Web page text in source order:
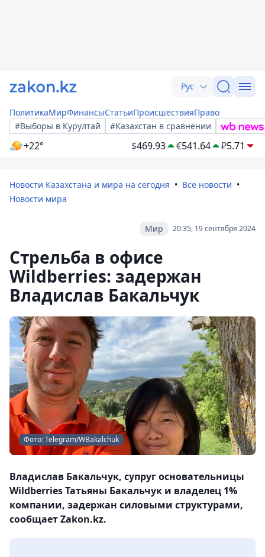
Рус
ПолитикаМирФинансыСтатьиПроисшествияПраво
#Выборы в Курултай
#Казахстан в сравнении
+22° $469.93 €541.64 ₽5.71
Новости Казахстана и мира на сегодня
Все новости
Новости мира
20:35, 19 сентября 2024
Мир
Стрельба в офисе
Wildberries: задержан
Владислав Бакальчук
Фото: Telegram/WBakalchuk
Владислав Бакальчук, супруг основательницы
Wildberries Татьяны Бакальчук и владелец 1%
компании, задержан силовыми структурами,
сообщает Zakon.kz.